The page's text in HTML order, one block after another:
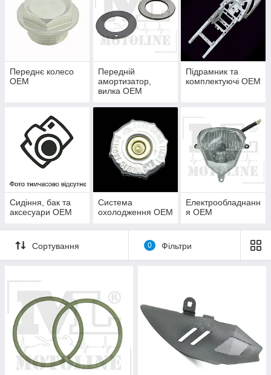
Переднє колесо
OEM
Передній
амортизатор,
вилка OEM
Підрамник та
комплектуючі OEM
Сидіння, бак та
аксесуари OEM
Система
охолодження OEM
Електрообладнанн
я OEM
Сортування 0 Фільтри